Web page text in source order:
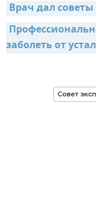
Врач дал
заболеть от
Совет